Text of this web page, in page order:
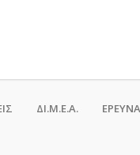
ΔΙ.Μ.Ε.Α. ΕΡΕΥΝΑ